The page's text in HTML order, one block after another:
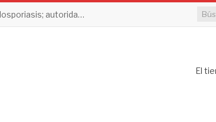
Jalisco registra sus primeros dos casos de ciclosporiasis; autoridades descartan contagios locales
El